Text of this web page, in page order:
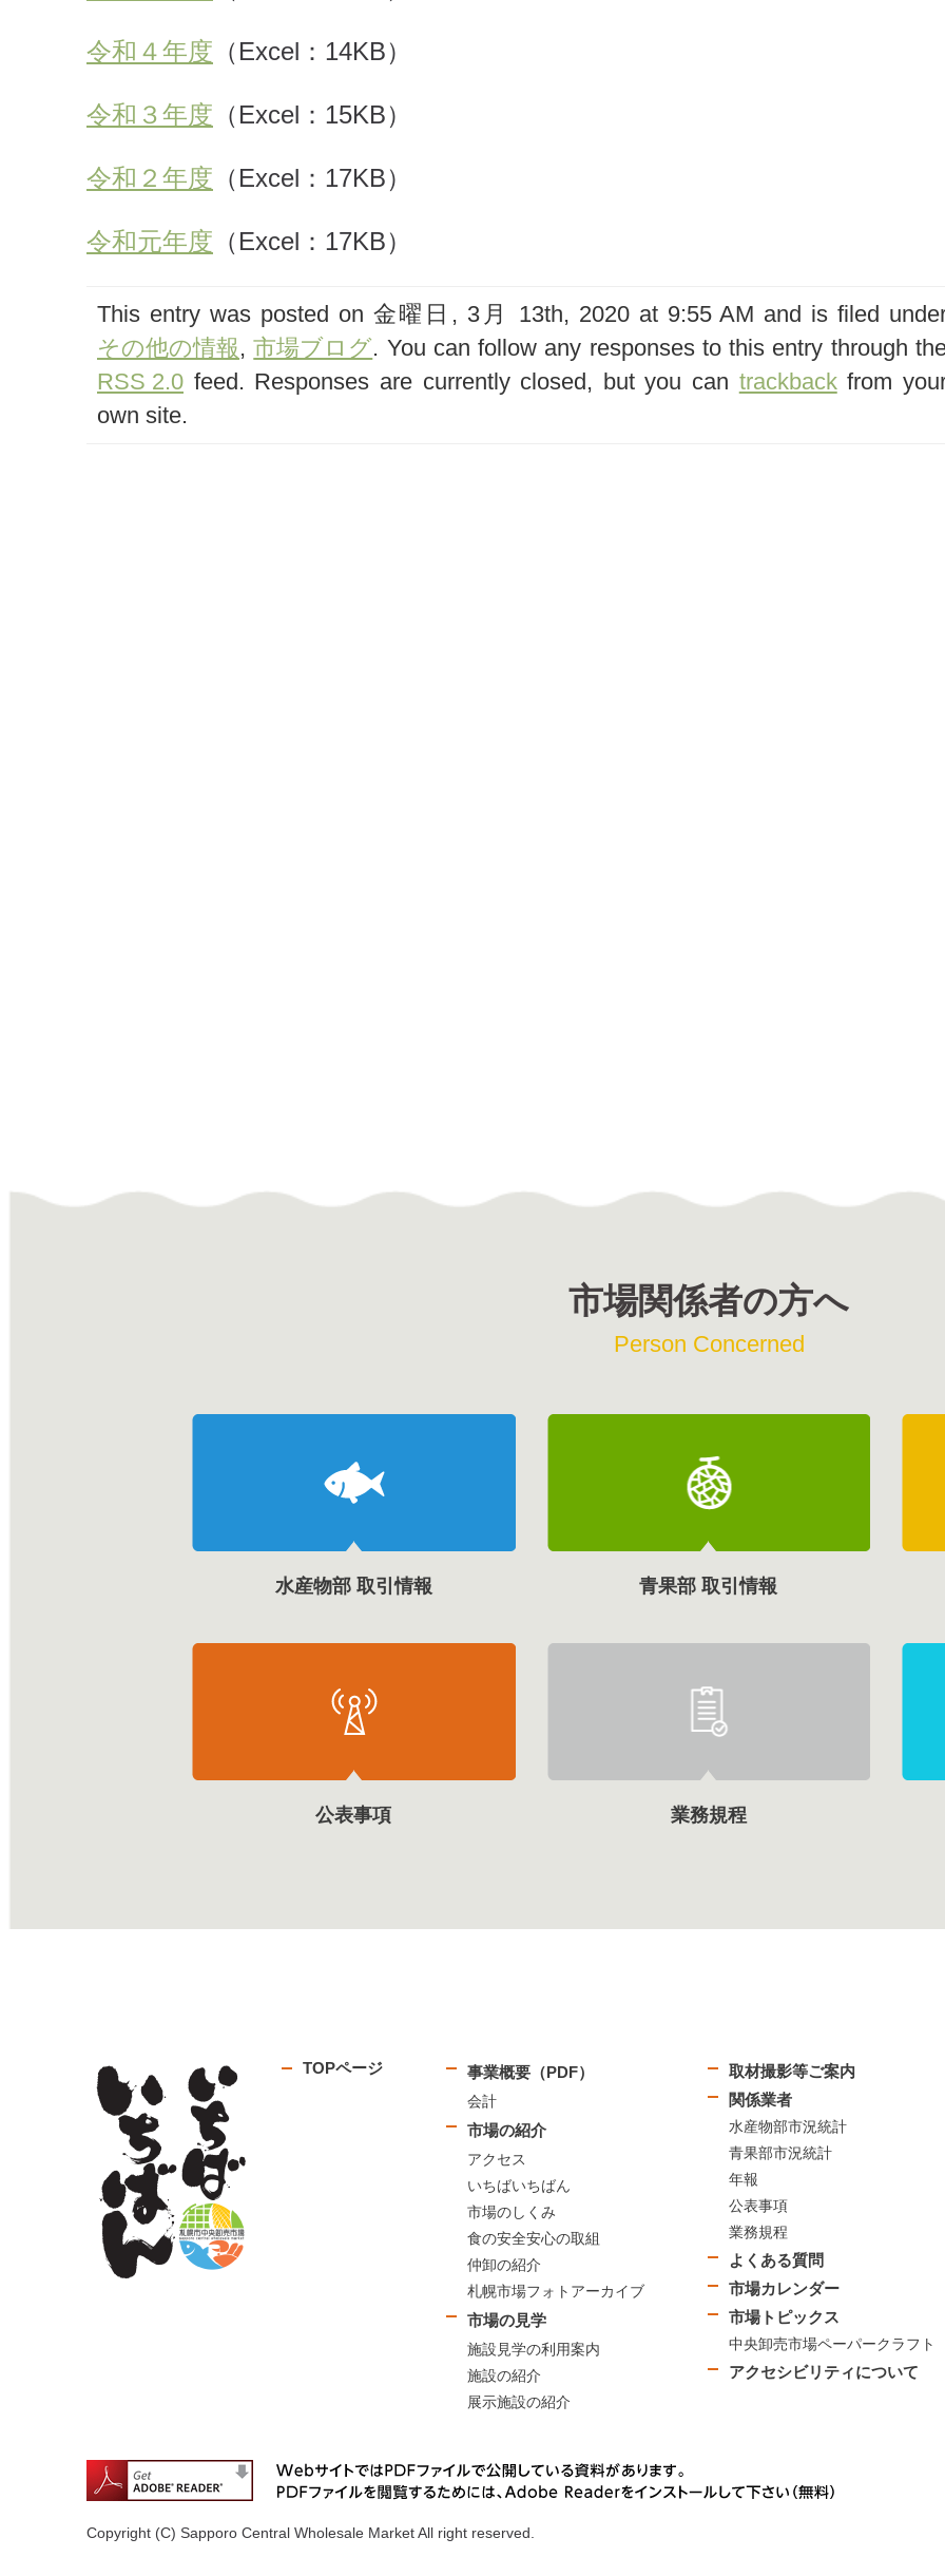
令和４年度 （Excel：14KB）
令和３年度 （Excel：15KB）
令和２年度 （Excel：17KB）
令和元年度 （Excel：17KB）
This entry was posted on 金曜日, 3月 13th, 2020 at 9:55 AM and is filed
その他の情報,市場ブログ. You can follow any responses to this entry through
RSS 2.0 feed. Responses are currently closed, but you can trackbackfrom
own site.
市場関係者の方へ
Person Concerned
水産物部 取引情報 青果部 取引情報
公表事項 業務規程
TOPページ 事業概要（PDF）
会計
市場の紹介
アクセス
いちばいちばん
市場のしくみ
食の安全安心の取組
仲卸の紹介
札幌市場フォトアーカイブ
市場の見学
施設見学の利用案内
施設の紹介
展示施設の紹介
取材撮影等ご案内
関係業者
水産物部市況統計
青果部市況統計
年報
公表事項
業務規程
よくある質問
市場カレンダー
市場トピックス
中央卸売市場ペーパークラフト
アクセシビリティについて
Copyright (C) Sapporo Central Wholesale Market All right reserved.